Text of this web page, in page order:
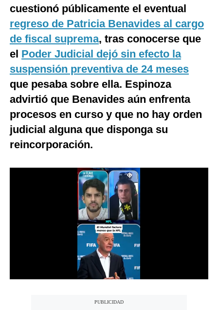
Internacional
Tecnología
Club del Suscriptor
G de Gestión
Notas Contratadas
Podcast
Gestión TV
cuestionó públicamente el eventual
regreso de Patricia Benavides al cargo
de fiscal suprema, tras conocerse que
el Poder Judicial dejó sin efecto la
suspensión preventiva de 24 meses
que pesaba sobre ella. Espinoza
advirtió que Benavides aún enfrenta
procesos en curso y que no hay orden
judicial alguna que disponga su
reincorporación.